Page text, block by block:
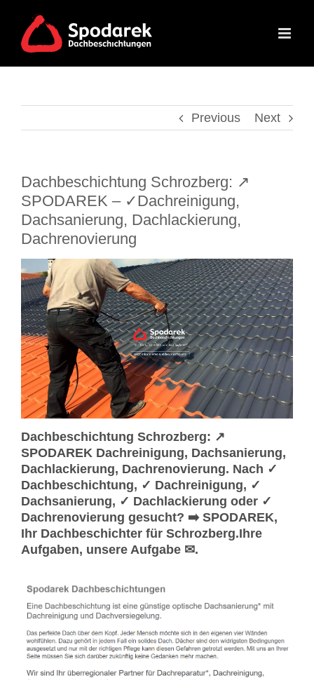
content
Previous Next
Dachbeschichtung Schrozberg: ↗️
SPODAREK – ✓Dachreinigung,
Dachsanierung, Dachlackierung,
Dachrenovierung
Dachbeschichtung Schrozberg: ↗️
SPODAREK Dachreinigung, Dachsanierung,
Dachlackierung, Dachrenovierung. Nach ✓
Dachbeschichtung, ✓ Dachreinigung, ✓
Dachsanierung, ✓ Dachlackierung oder ✓
Dachrenovierung gesucht? ➡️ SPODAREK,
Ihr Dachbeschichter für Schrozberg.Ihre
Aufgaben, unsere Aufgabe ✉.